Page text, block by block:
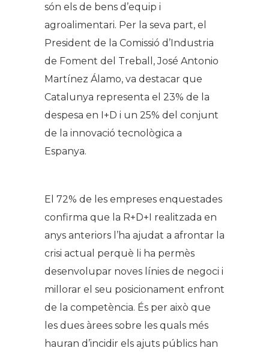
són els de bens d’equip i
agroalimentari. Per la seva part, el
President de la Comissió d’Industria
de Foment del Treball, José Antonio
Martínez Álamo, va destacar que
Catalunya representa el 23% de la
despesa en I+D i un 25% del conjunt
de la innovació tecnològica a
Espanya.
El 72% de les empreses enquestades
confirma que la R+D+I realitzada en
anys anteriors l’ha ajudat a afrontar la
crisi actual perquè li ha permès
desenvolupar noves línies de negoci i
millorar el seu posicionament enfront
de la competència. És per això que
les dues àrees sobre les quals més
hauran d’incidir els ajuts públics han